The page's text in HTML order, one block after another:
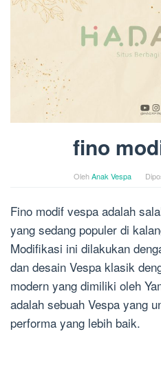
fino
OlehAnak Vespa
Fino modif vespa adalah
yang sedang populer di
Modifikasi ini dilakukan
dan desain Vespa klasik
modern yang dimiliki oleh
adalah sebuah Vespa yang
performa yang lebih baik.